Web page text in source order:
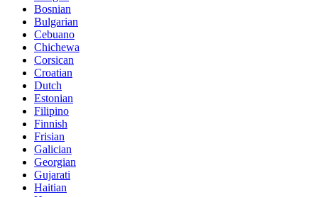
Bosnian
Bulgarian
Cebuano
Chichewa
Corsican
Croatian
Dutch
Estonian
Filipino
Finnish
Frisian
Galician
Georgian
Gujarati
Haitian